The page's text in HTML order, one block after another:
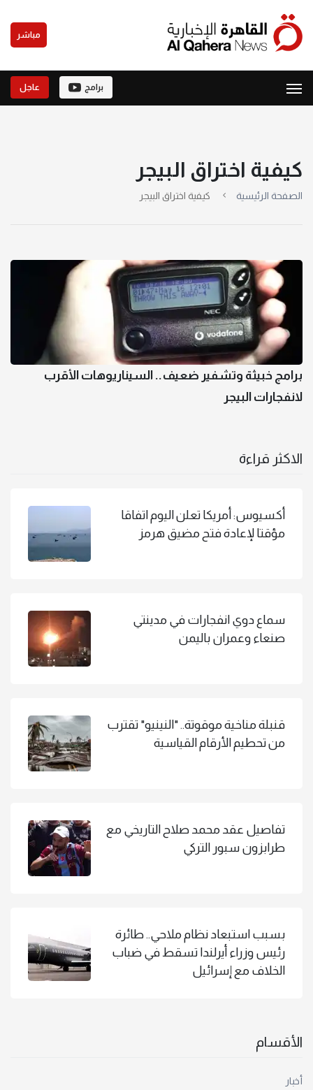
مباشر
برامج عاجل
كيفية اختراق البيجر
الصفحة الرئيسية كيفية اختراق البيجر
برامج خبيثة وتشفير ضعيف.. السيناريوهات الأقرب
لانفجارات البيجر
الاكثر قراءة
أكسيوس: أمريكا تعلن اليوم اتفاقا
مؤقتا لإعادة فتح مضيق هرمز
سماع دوي انفجارات في مدينتي
صنعاء وعمران باليمن
قنبلة مناخية موقوتة.. "النينيو" تقترب
من تحطيم الأرقام القياسية
تفاصيل عقد محمد صلاح التاريخي مع
طرابزون سبور التركي
بسبب استبعاد نظام ملاحي.. طائرة
رئيس وزراء أيرلندا تسقط في ضباب
الخلاف مع إسرائيل
الأقسام
أخبار